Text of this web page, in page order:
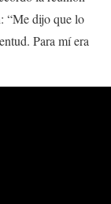
“Me dijo que lo
Para mí era